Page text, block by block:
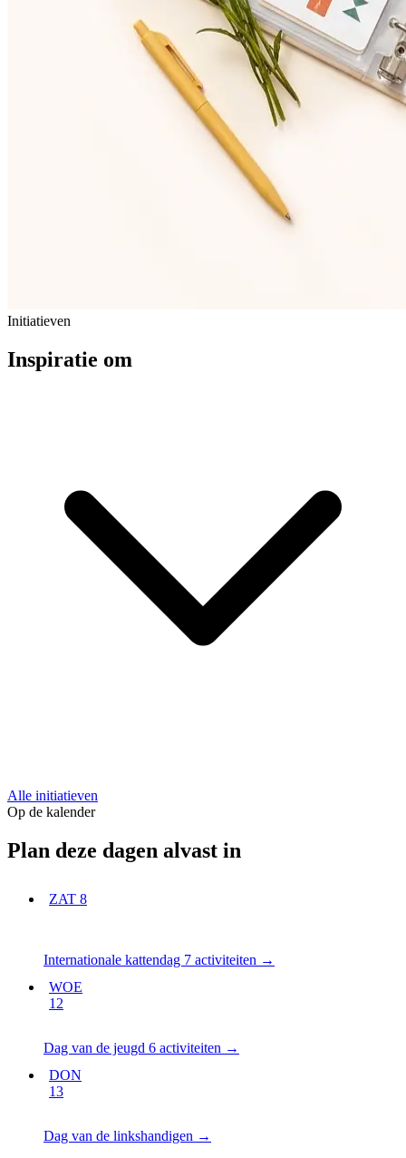
Initiatieven
Inspiratie om
Alle initiatieven
Op de kalender
Plan deze dagen alvast in
ZAT 8
Internationale kattendag 7 activiteiten →
WOE
12
Dag van de jeugd 6 activiteiten →
DON
13
Dag van de linkshandigen →